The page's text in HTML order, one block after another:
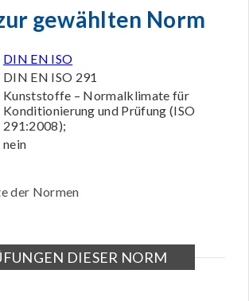
gewählten Norm
DIN EN ISO
DIN EN ISO 291
Kunststoffe – Normalklimate für
Konditionierung und Prüfung (ISO
291:2008);
nein
der Normen
DIESER NORM